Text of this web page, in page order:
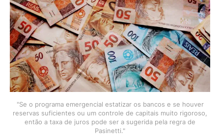
"Se o programa emergencial estatizar os bancos e se houver
reservas suficientes ou um controle de capitais muito rigoroso,
então a taxa de juros pode ser a sugerida pela regra de
Pasinetti."